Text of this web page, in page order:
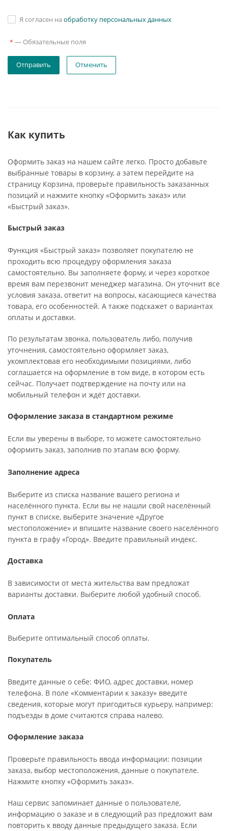
Я согласен на обработку персональных данных
* — Обязательные поля
Отменить
Как купить
Оформить заказ на нашем сайте легко. Просто добавьте
выбранные товары в корзину, а затем перейдите на
страницу Корзина, проверьте правильность заказанных
позиций и нажмите кнопку «Оформить заказ» или
«Быстрый заказ».
Быстрый заказ
Функция «Быстрый заказ» позволяет покупателю не
проходить всю процедуру оформления заказа
самостоятельно. Вы заполняете форму, и через короткое
время вам перезвонит менеджер магазина. Он уточнит все
условия заказа, ответит на вопросы, касающиеся качества
товара, его особенностей. А также подскажет о вариантах
оплаты и доставки.
По результатам звонка, пользователь либо, получив
уточнения, самостоятельно оформляет заказ,
укомплектовав его необходимыми позициями, либо
соглашается на оформление в том виде, в котором есть
сейчас. Получает подтверждение на почту или на
мобильный телефон и ждёт доставки.
Оформление заказа в стандартном режиме
Если вы уверены в выборе, то можете самостоятельно
оформить заказ, заполнив по этапам всю форму.
Заполнение адреса
Выберите из списка название вашего региона и
населённого пункта. Если вы не нашли свой населённый
пункт в списке, выберите значение «Другое
местоположение» и впишите название своего населённого
пункта в графу «Город». Введите правильный индекс.
Доставка
В зависимости от места жительства вам предложат
варианты доставки. Выберите любой удобный способ.
Оплата
Выберите оптимальный способ оплаты.
Покупатель
Введите данные о себе: ФИО, адрес доставки, номер
телефона. В поле «Комментарии к заказу» введите
сведения, которые могут пригодиться курьеру, например:
подъезды в доме считаются справа налево.
Оформление заказа
Проверьте правильность ввода информации: позиции
заказа, выбор местоположения, данные о покупателе.
Нажмите кнопку «Оформить заказ».
Наш сервис запоминает данные о пользователе,
информацию о заказе и в следующий раз предложит вам
повторить к вводу данные предыдущего заказа. Если